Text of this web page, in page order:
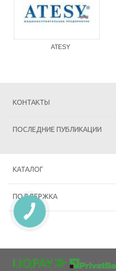
ATESY
КОНТАКТЫ
ПОСЛЕДНИЕ ПУБЛИКАЦИИ
КАТАЛОГ
ПОДДЕРЖКА
КНОПКА
ЗВ'ЯЗКУ